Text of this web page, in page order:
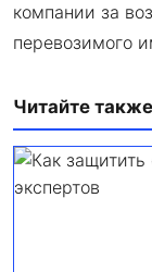
компании за
перевозимого
Читайте также